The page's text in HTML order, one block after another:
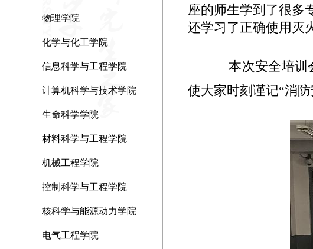
物理学院
化学与化工学院
信息科学与工程学院
计算机科学与技术学院
生命科学学院
材料科学与工程学院
机械工程学院
控制科学与工程学院
核科学与能源动力学院
电气工程学院
座的师生学到了很多
还学习了正确使用灭
本次安全培训
使大家时刻谨记“消防